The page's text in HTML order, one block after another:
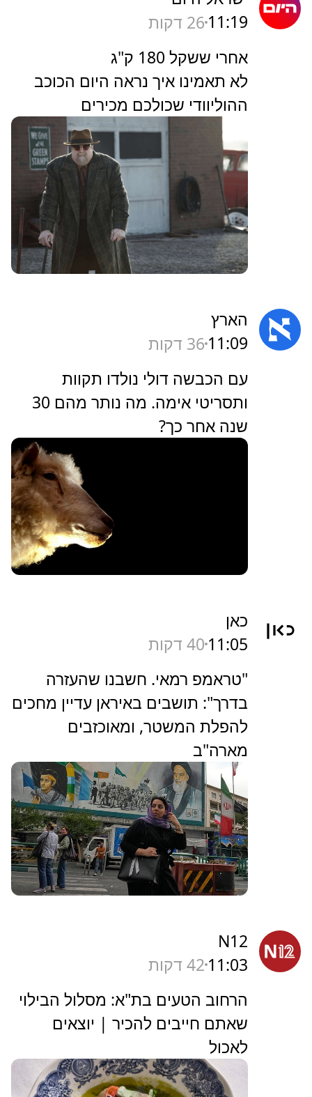
11:19 26 דקות
אחרי ששקל 180 ק"ג
לא תאמינו איך נראה היום הכוכב
ההוליוודי שכולכם מכירים
הארץ
11:09 36 דקות
‏עם הכבשה דולי נולדו תקוות
ותסריטי אימה. מה נותר מהם 30
שנה אחר כך?
כאן
11:05 40 דקות
"טראמפ רמאי. חשבנו שהעזרה
בדרך": תושבים באיראן עדיין מחכים
להפלת המשטר, ומאוכזבים
מארה"ב
N12
11:03 42 דקות
הרחוב הטעים בת"א: מסלול הבילוי
שאתם חייבים להכיר | יוצאים
לאכול